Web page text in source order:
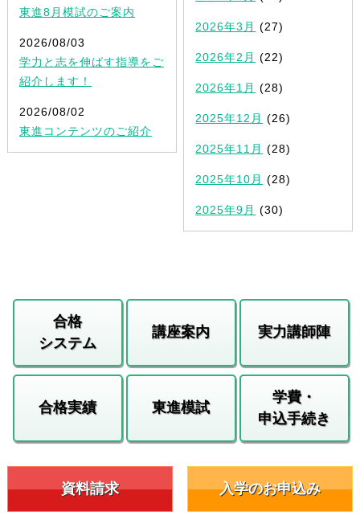
東進8月模試のご案内
2026/08/03
学力と志を伸ばす指導をご
紹介します！
2026/08/02
東進コンテンツのご紹介
2026年3月 (27)
2026年2月 (22)
2026年1月 (28)
2025年12月 (26)
2025年11月 (28)
2025年10月 (28)
2025年9月 (30)
合格
システム
講座案内 実力講師陣
合格実績 東進模試
学費・
申込手続き
資料請求 入学のお申込み